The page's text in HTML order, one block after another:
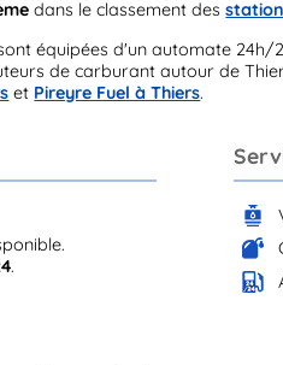
dans le classement des
équipées d'un automate
de carburant autour de
et Pireyre Fuel à Thiers.
.